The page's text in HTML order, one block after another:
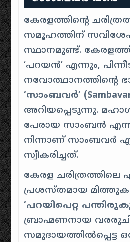
കേരളത്തിന്റെ
സമൂഹത്തിന്
സ്ഥാനമുണ്ട്.
‘പറയൻ’ എന്നും,
നവോത്ഥാനത്തിന്റെ
‘സാംബവർ’
അറിയപ്പെടുന്നു.
പേരായ സാംബൻ
നിന്നാണ് സാംബവർ
സ്വീകരിച്ചത്.
കേരള ചരിത്രത്തിലെ
പ്രശസ്തമായ
‘പറയിപെറ്റ
ബ്രാഹ്മണനായ
സമുദായത്തിൽപ്പെട്ട